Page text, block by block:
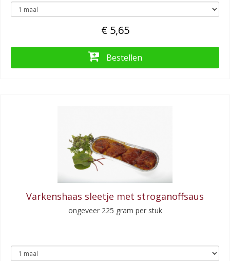
€ 5,65
Bestellen
Varkenshaas sleetje met stroganoffsaus
ongeveer 225 gram per stuk